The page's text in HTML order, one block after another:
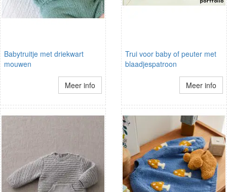
Babytruitje met driekwart
mouwen
Meer info
Trui voor baby of peuter met
blaadjespatroon
Meer info